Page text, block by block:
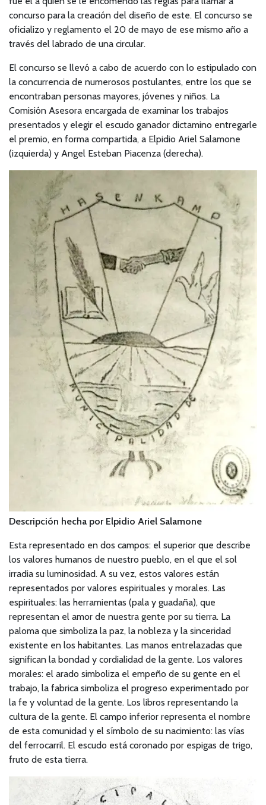
concurso para la creación del diseño de este. El concurso se
oficializo y reglamento el 20 de mayo de ese mismo año a
través del labrado de una circular.
El concurso se llevó a cabo de acuerdo con lo estipulado con
la concurrencia de numerosos postulantes, entre los que se
encontraban personas mayores, jóvenes y niños. La
Comisión Asesora encargada de examinar los trabajos
presentados y elegir el escudo ganador dictamino entregarle
el premio, en forma compartida, a Elpidio Ariel Salamone
(izquierda) y Angel Esteban Piacenza (derecha).
Descripción hecha por Elpidio Ariel Salamone
Esta representado en dos campos: el superior que describe
los valores humanos de nuestro pueblo, en el que el sol
irradia su luminosidad. A su vez, estos valores están
representados por valores espirituales y morales. Las
espirituales: las herramientas (pala y guadaña), que
representan el amor de nuestra gente por su tierra. La
paloma que simboliza la paz, la nobleza y la sinceridad
existente en los habitantes. Las manos entrelazadas que
significan la bondad y cordialidad de la gente. Los valores
morales: el arado simboliza el empeño de su gente en el
trabajo, la fabrica simboliza el progreso experimentado por
la fe y voluntad de la gente. Los libros representando la
cultura de la gente. El campo inferior representa el nombre
de esta comunidad y el símbolo de su nacimiento: las vías
del ferrocarril. El escudo está coronado por espigas de trigo,
fruto de esta tierra.